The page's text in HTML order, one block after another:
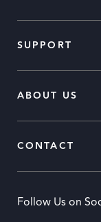
SUPPORT
ABOUT US
CONTACT
Follow Us on